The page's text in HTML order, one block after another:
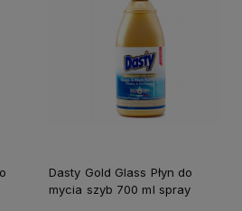
Dasty Gold Glass Płyn do
mycia szyb 700 ml spray